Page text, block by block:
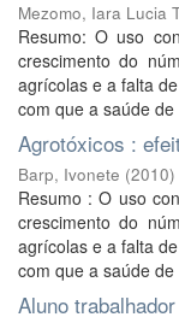
Mezomo, Iara Lucia
Resumo: O uso
crescimento do
agrícolas e a falta
com que a saúde
Agrotóxicos :
Barp, Ivonete (2010)
Resumo : O uso
crescimento do
agrícolas e a falta
com que a saúde
Aluno